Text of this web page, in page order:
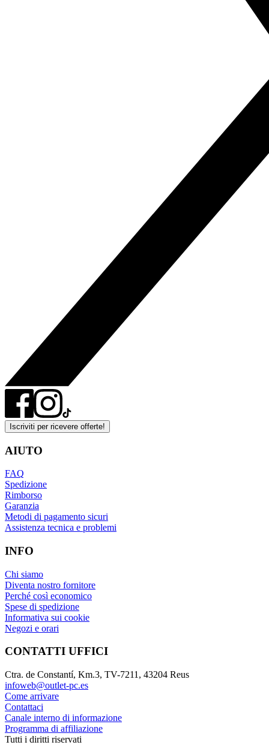
Iscriviti per ricevere offerte!
AIUTO
FAQ
Spedizione
Rimborso
Garanzia
Metodi di pagamento sicuri
Assistenza tecnica e problemi
INFO
Chi siamo
Diventa nostro fornitore
Perché così economico
Spese di spedizione
Informativa sui cookie
Negozi e orari
CONTATTI UFFICI
Ctra. de Constantí, Km.3, TV-7211, 43204 Reus
infoweb@outlet-pc.es
Come arrivare
Contattaci
Canale interno di informazione
Programma di affiliazione
Tutti i diritti riservati